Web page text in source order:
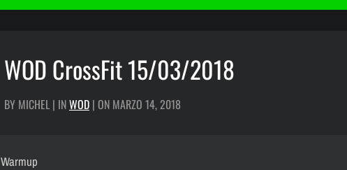
WOD CrossFit 15/03/2018
BY MICHEL | INWOD | ON MARZO 14, 2018
Warmup